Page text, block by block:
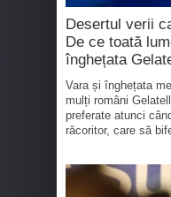
Desertul verii
De ce toată
înghețata
Vara și înghețata
mulți români
preferate atunci
răcoritor, care să